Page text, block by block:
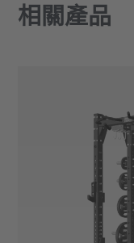
相關產品